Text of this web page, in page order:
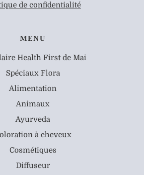
de confidentialité
MENU
Health First de Mai
Spéciaux Flora
Alimentation
Animaux
Ayurveda
à cheveux
Cosmétiques
Diffuseur